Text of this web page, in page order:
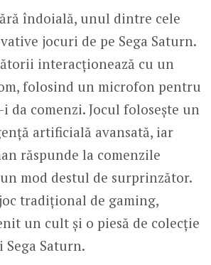
îndoială, unul dintre cele
jocuri de pe Sega Saturn.
interacționează cu un
folosind un microfon pentru
da comenzi. Jocul folosește un
artificială avansată, iar
răspunde la comenzile
mod destul de surprinzător.
tradițional de gaming,
un cult și o piesă de colecție
Saturn.